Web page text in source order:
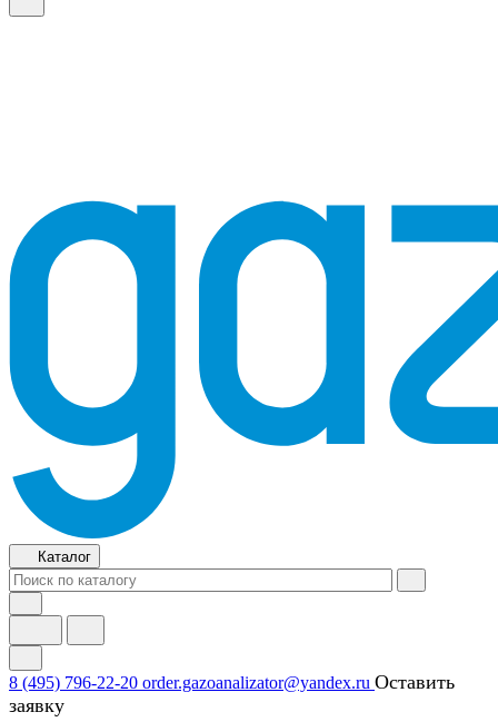
Каталог
8 (495) 796-22-20 order.gazoanalizator@yandex.ru Оставить
заявку